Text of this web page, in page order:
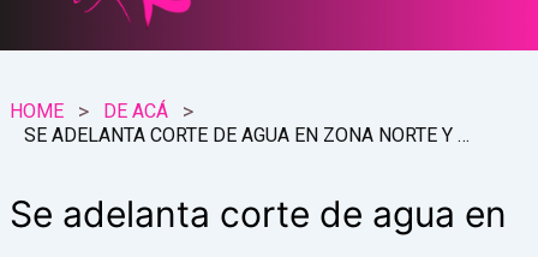
HOME
DE ACÁ
SE ADELANTA CORTE DE AGUA EN ZONA NORTE Y SE PROLONGA EL DE ZONA SUR Y CENTRAL
Se adelanta corte de agua en